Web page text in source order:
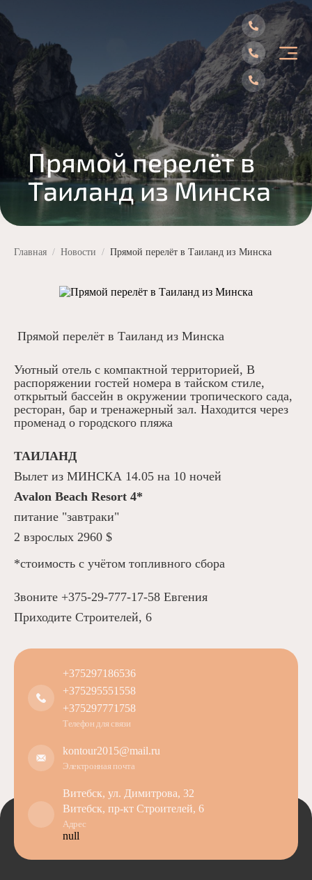
Главная
Подбор тура
Горящие туры
Туры из Витебска
Таиланд
Россия
Китай
ОАЭ
Все страны
Обучение
О нас
Команда
Контакты
Поиск
+375297186536
+375295551558
Витебск, пр-кт Строителей, 6
Прямой перелёт в
Таиланд из Минска
Главная Новости Прямой перелёт в Таиланд из Минска
Прямой перелёт в Таиланд из Минска
Уютный отель с компактной территорией, В
распоряжении гостей номера в тайском стиле,
открытый бассейн в окружении тропического сада,
ресторан, бар и тренажерный зал. Находится через
променад о городского пляжа
ТАИЛАНД
Вылет из МИНСКА 14.05 на 10 ночей
Avalon Beach Resort 4*
питание "завтраки"
2 взрослых 2960 $
*стоимость с учётом топливного сбора
Звоните +375-29-777-17-58 Евгения
Приходите Строителей, 6
+375297186536
+375295551558
+375297771758
Телефон для связи
kontour2015@mail.ru
Электронная почта
Витебск, ул. Димитрова, 32
Витебск, пр-кт Строителей, 6
Адрес
null